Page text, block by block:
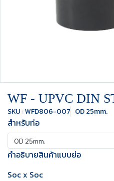
WF - UPVC DIN
SKU : WFD806-007 OD 25mm.
สำหรับท่อ
OD 25mm.
คำอธิบายสินค้าแบบย่อ
Soc x Soc